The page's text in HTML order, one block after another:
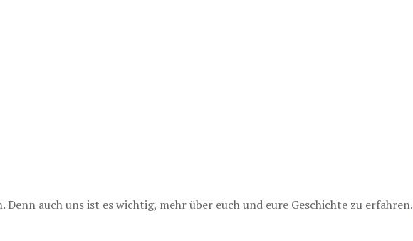
auch uns ist es wichtig, mehr über euch und eure Geschichte zu erfahren.